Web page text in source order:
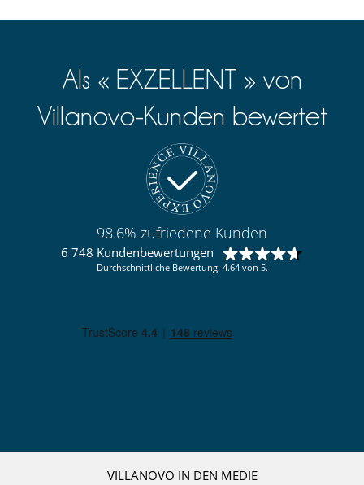
Als « EXZELLENT » von
Villanovo-Kunden bewertet
98.6% zufriedene Kunden
6 748 Kundenbewertungen
Durchschnittliche Bewertung: 4.64 von 5.
VILLANOVO IN DEN MEDIE